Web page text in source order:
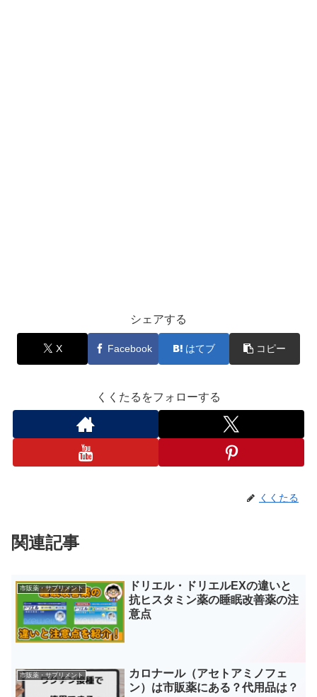
シェアする
X Facebook はてブ コピー
くくたるをフォローする
くくたる
関連記事
市販薬・サプリメント
ドリエル・ドリエルEXの違いと
抗ヒスタミン薬の睡眠改善薬の注
意点
市販薬・サプリメント
カロナール（アセトアミノフェ
ン）は市販薬にある？代用品は？